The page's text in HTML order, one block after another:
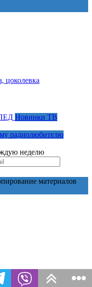
цоколевка
Новинки ТВ
радиолюбителю
неделю
материалов